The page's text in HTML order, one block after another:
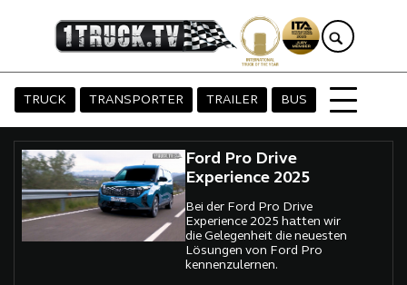
TRUCK TRANSPORTER TRAILER BUS
Ford Pro Drive
Experience 2025
Bei der Ford Pro Drive
Experience 2025 hatten wir
die Gelegenheit die neuesten
Lösungen von Ford Pro
kennenzulernen.